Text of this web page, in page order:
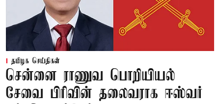
தமிழக செய்திகள்
சென்னை ராணுவ பொறியியல்
சேவை பிரிவின் தலைவராக ஈஸ்வர்